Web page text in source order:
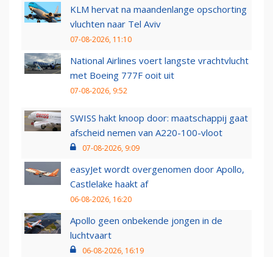
KLM hervat na maandenlange opschorting
vluchten naar Tel Aviv
07-08-2026, 11:10
National Airlines voert langste vrachtvlucht
met Boeing 777F ooit uit
07-08-2026, 9:52
SWISS hakt knoop door: maatschappij gaat
afscheid nemen van A220-100-vloot
07-08-2026, 9:09
easyJet wordt overgenomen door Apollo,
Castlelake haakt af
06-08-2026, 16:20
Apollo geen onbekende jongen in de
luchtvaart
06-08-2026, 16:19